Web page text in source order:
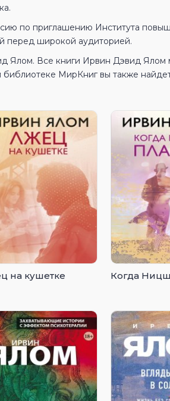
по приглашению Института
перед широкой аудиторией.
Ялом. Все книги Ирвин Дэвид Ялом
МирКниг вы также
на кушетке Когда